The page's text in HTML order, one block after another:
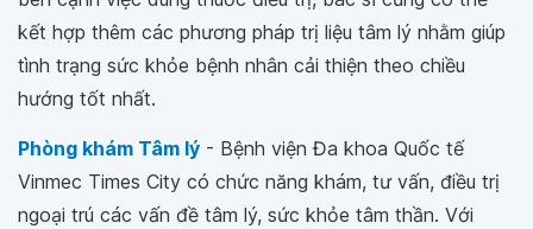
kết hợp thêm các phương pháp trị liệu tâm lý nhằm giúp
tình trạng sức khỏe bệnh nhân cải thiện theo chiều
hướng tốt nhất.
Phòng khám Tâm lý - Bệnh viện Đa khoa Quốc tế
Vinmec Times City có chức năng khám, tư vấn, điều trị
ngoại trú các vấn đề tâm lý, sức khỏe tâm thần. Với